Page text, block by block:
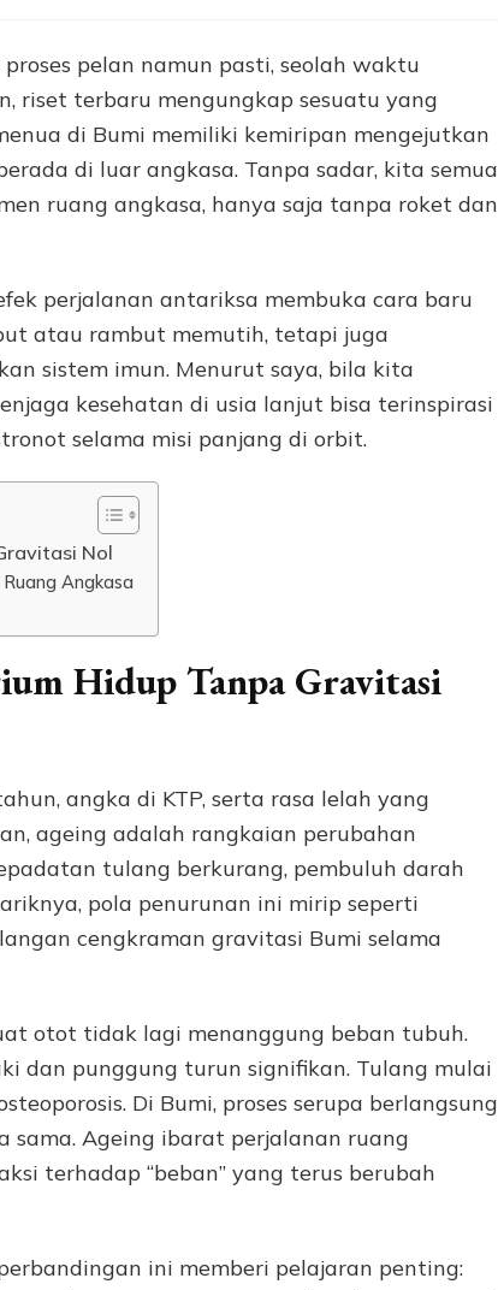
pelan namun pasti, seolah waktu
riset terbaru mengungkap sesuatu yang
di Bumi memiliki kemiripan mengejutkan
di luar angkasa. Tanpa sadar, kita semua
ruang angkasa, hanya saja tanpa roket dan
perjalanan antariksa membuka cara baru
atau rambut memutih, tetapi juga
sistem imun. Menurut saya, bila kita
kesehatan di usia lanjut bisa terinspirasi
selama misi panjang di orbit.
Nol
Angkasa
Hidup Tanpa Gravitasi
angka di KTP, serta rasa lelah yang
ageing adalah rangkaian perubahan
tulang berkurang, pembuluh darah
pola penurunan ini mirip seperti
cengkraman gravitasi Bumi selama
otot tidak lagi menanggung beban tubuh.
dan punggung turun signifikan. Tulang mulai
Di Bumi, proses serupa berlangsung
sama. Ageing ibarat perjalanan ruang
terhadap “beban” yang terus berubah
ini memberi pelajaran penting: